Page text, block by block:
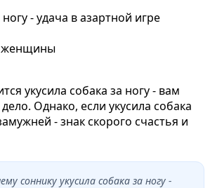
- удача в азартной игре
женщины
укусила собака за ногу - вам
Однако, если укусила собака
- знак скорого счастья и
соннику укусила собака за ногу -